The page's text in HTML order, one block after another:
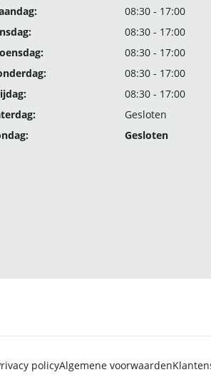
08:30 - 17:00
08:30 - 17:00
08:30 - 17:00
08:30 - 17:00
08:30 - 17:00
Gesloten
Gesloten
policyAlgemene voorwaarden